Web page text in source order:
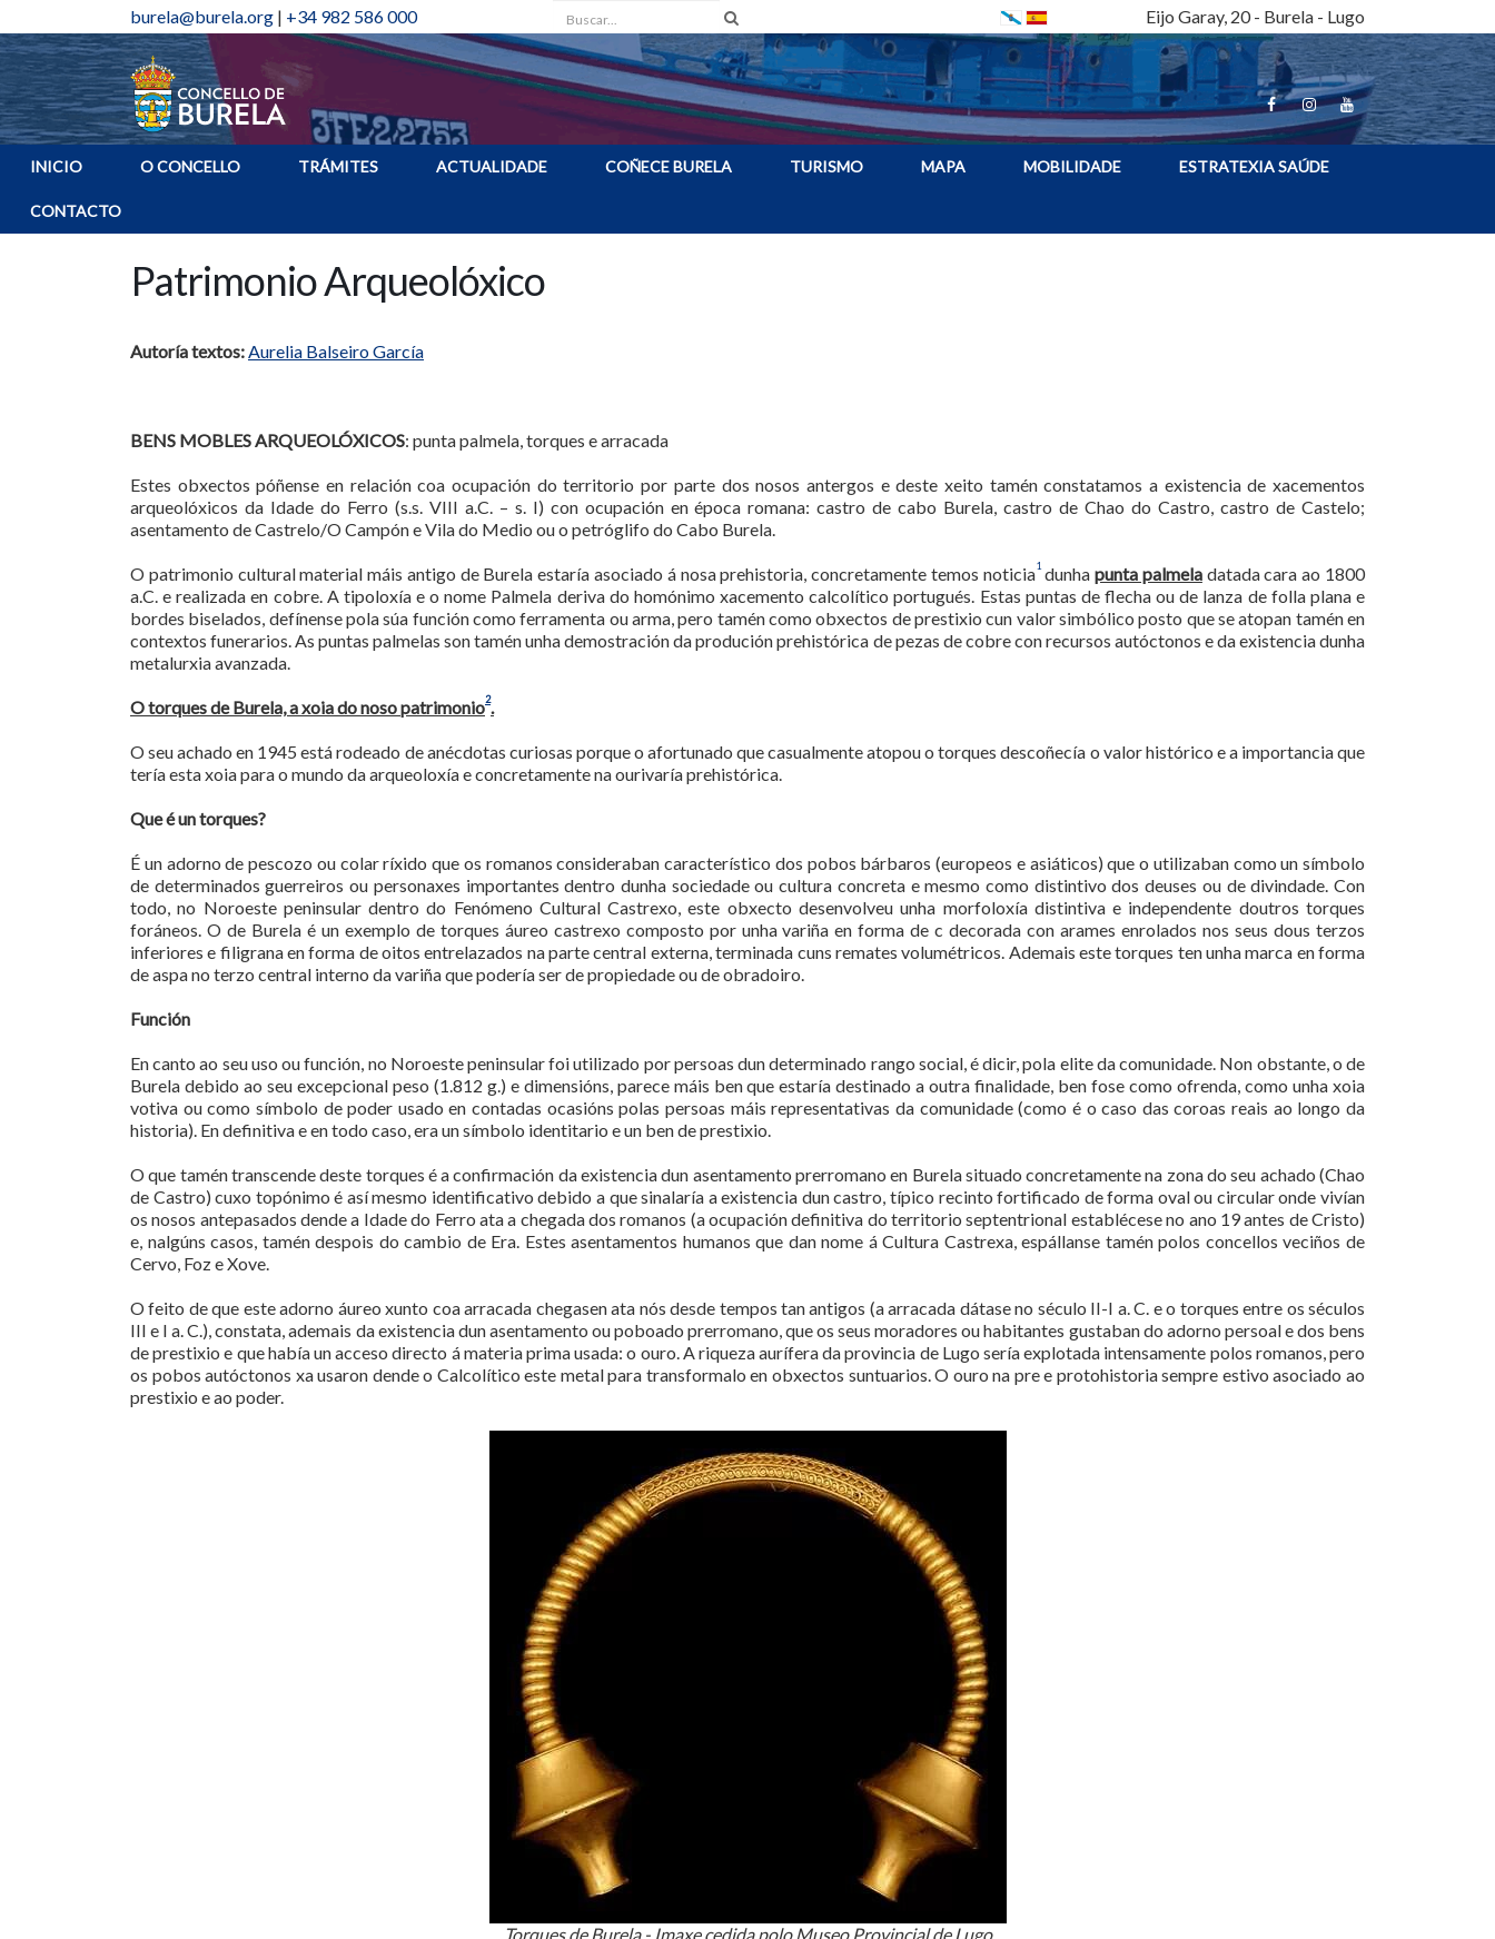
burela@burela.org | +34 982 586 000 Buscar Eijo Garay, 20 - Burela - Lugo
INICIO O CONCELLO TRÁMITES ACTUALIDADE COÑECE BURELA TURISMO MAPA MOBILIDADE ESTRATEXIA SAÚDE
CONTACTO
Patrimonio Arqueolóxico
Autoría textos:Aurelia Balseiro García
BENS MOBLES ARQUEOLÓXICOS: punta palmela, torques e arracada
Estes obxectos póñense en relación coa ocupación do territorio por parte dos nosos antergos e deste xeito tamén constatamos a existencia de xacementos
arqueolóxicos da Idade do Ferro (s.s. VIII a.C. – s. I) con ocupación en época romana: castro de cabo Burela, castro de Chao do Castro, castro de Castelo;
asentamento de Castrelo/O Campón e Vila do Medio ou o petróglifo do Cabo Burela.
O patrimonio cultural material máis antigo de Burela estaría asociado á nosa prehistoria, concretamente temos noticia1dunhapunta palmeladatada cara ao 1800
a.C. e realizada en cobre. A tipoloxía e o nome Palmela deriva do homónimo xacemento calcolítico portugués. Estas puntas de flecha ou de lanza de folla plana e
bordes biselados, defínense pola súa función como ferramenta ou arma, pero tamén como obxectos de prestixio cun valor simbólico posto que se atopan tamén en
contextos funerarios. As puntas palmelas son tamén unha demostración da produción prehistórica de pezas de cobre con recursos autóctonos e da existencia dunha
metalurxia avanzada.
O torques de Burela, a xoia do noso patrimonio2.
O seu achado en 1945 está rodeado de anécdotas curiosas porque o afortunado que casualmente atopou o torques descoñecía o valor histórico e a importancia que
tería esta xoia para o mundo da arqueoloxía e concretamente na ourivaría prehistórica.
Que é un torques?
É un adorno de pescozo ou colar ríxido que os romanos consideraban característico dos pobos bárbaros (europeos e asiáticos) que o utilizaban como un símbolo
de determinados guerreiros ou personaxes importantes dentro dunha sociedade ou cultura concreta e mesmo como distintivo dos deuses ou de divindade. Con
todo, no Noroeste peninsular dentro do Fenómeno Cultural Castrexo, este obxecto desenvolveu unha morfoloxía distintiva e independente doutros torques
foráneos. O de Burela é un exemplo de torques áureo castrexo composto por unha variña en forma de c decorada con arames enrolados nos seus dous terzos
inferiores e filigrana en forma de oitos entrelazados na parte central externa, terminada cuns remates volumétricos. Ademais este torques ten unha marca en forma
de aspa no terzo central interno da variña que podería ser de propiedade ou de obradoiro.
Función
En canto ao seu uso ou función, no Noroeste peninsular foi utilizado por persoas dun determinado rango social, é dicir, pola elite da comunidade. Non obstante, o de
Burela debido ao seu excepcional peso (1.812 g.) e dimensións, parece máis ben que estaría destinado a outra finalidade, ben fose como ofrenda, como unha xoia
votiva ou como símbolo de poder usado en contadas ocasións polas persoas máis representativas da comunidade (como é o caso das coroas reais ao longo da
historia). En definitiva e en todo caso, era un símbolo identitario e un ben de prestixio.
O que tamén transcende deste torques é a confirmación da existencia dun asentamento prerromano en Burela situado concretamente na zona do seu achado (Chao
de Castro) cuxo topónimo é así mesmo identificativo debido a que sinalaría a existencia dun castro, típico recinto fortificado de forma oval ou circular onde vivían
os nosos antepasados dende a Idade do Ferro ata a chegada dos romanos (a ocupación definitiva do territorio septentrional establécese no ano 19 antes de Cristo)
e, nalgúns casos, tamén despois do cambio de Era. Estes asentamentos humanos que dan nome á Cultura Castrexa, espállanse tamén polos concellos veciños de
Cervo, Foz e Xove.
O feito de que este adorno áureo xunto coa arracada chegasen ata nós desde tempos tan antigos (a arracada dátase no século II-I a. C. e o torques entre os séculos
III e I a. C.), constata, ademais da existencia dun asentamento ou poboado prerromano, que os seus moradores ou habitantes gustaban do adorno persoal e dos bens
de prestixio e que había un acceso directo á materia prima usada: o ouro. A riqueza aurífera da provincia de Lugo sería explotada intensamente polos romanos, pero
os pobos autóctonos xa usaron dende o Calcolítico este metal para transformalo en obxectos suntuarios. O ouro na pre e protohistoria sempre estivo asociado ao
prestixio e ao poder.
Torques de Burela - Imaxe cedida polo Museo Provincial de Lugo